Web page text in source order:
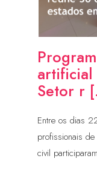
artificial
Setor r
Entre os dias
profissionais
civil